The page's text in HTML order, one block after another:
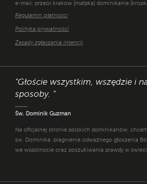
e-mail: przeor.krakow [małpka] dominikanie
Regulamin płatności
Polityka prywatności
Zasady zgłaszania intencji
"Głoście wszystkim, wszędzie i
sposoby. "
Św. Dominik Guzman
Na oficjalnej stronie polskich dominikanów,
św. Dominika: pragnienie odważnego głoszenia
we wspólnocie oraz poszukiwania prawdy w